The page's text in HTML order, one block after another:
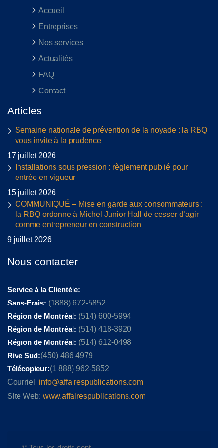
Accueil
Entreprises
Nos services
Actualités
FAQ
Contact
Articles
Semaine nationale de prévention de la noyade : la RBQ
vous invite à la prudence
17 juillet 2026
Installations sous pression : règlement publié pour
entrée en vigueur
15 juillet 2026
COMMUNIQUÉ – Mise en garde aux consommateurs :
la RBQ ordonne à Michel Junior Hall de cesser d’agir
comme entrepreneur en construction
9 juillet 2026
Nous contacter
Service à la Clientèle:
Sans-Frais: (1888) 672-5852
Région de Montréal: (514) 600-5994
Région de Montréal: (514) 418-3920
Région de Montréal: (514) 612-0498
Rive Sud:(450) 486 4979
Télécopieur:(1 888) 962-5852
Courriel: info@affairespublications.com
Site Web: www.affairespublications.com